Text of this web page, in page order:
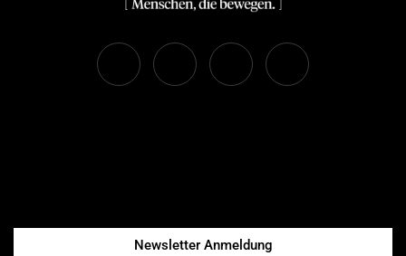
Newsletter Anmeldung